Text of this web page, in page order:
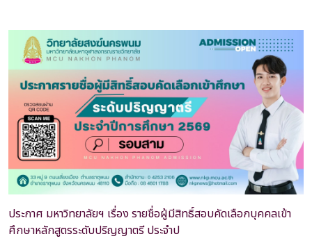
ประกาศ มหาวิทยาลัยฯ เรื่อง รายชื่อผู้มีสิทธิ์สอบคัดเลือกบุคคลเข้า
ศึกษาหลักสูตรระดับปริญญาตรี ประจำป